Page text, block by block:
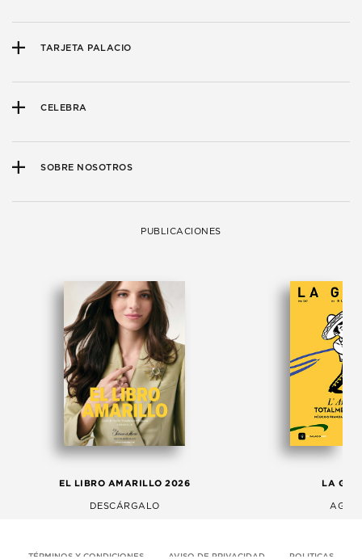
TARJETA PALACIO
CELEBRA
SOBRE NOSOTROS
PUBLICACIONES
EL LIBRO AMARILLO 2026
DESCÁRGALO
LA
TÉRMINOS Y CONDICIONES AVISO DE PRIVACIDAD POLITICAS